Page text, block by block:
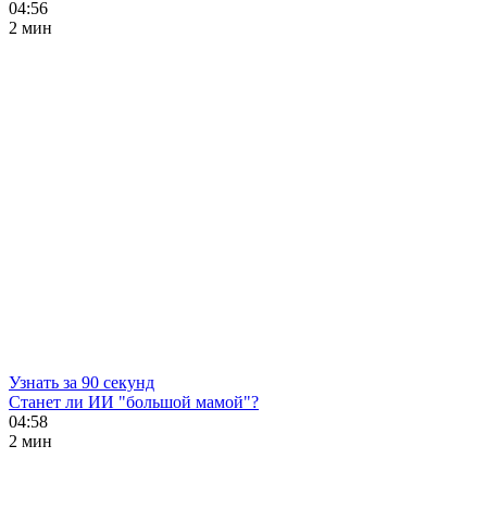
04:56
2 мин
Узнать за 90 секунд
Станет ли ИИ "большой мамой"?
04:58
2 мин